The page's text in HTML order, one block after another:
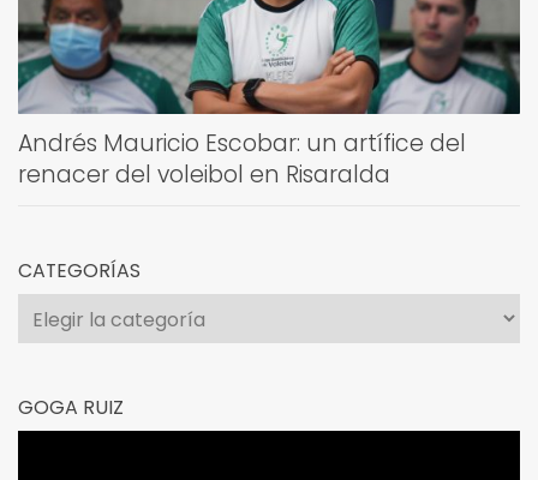
Andrés Mauricio Escobar: un artífice del
renacer del voleibol en Risaralda
CATEGORÍAS
Categorías
GOGA RUIZ